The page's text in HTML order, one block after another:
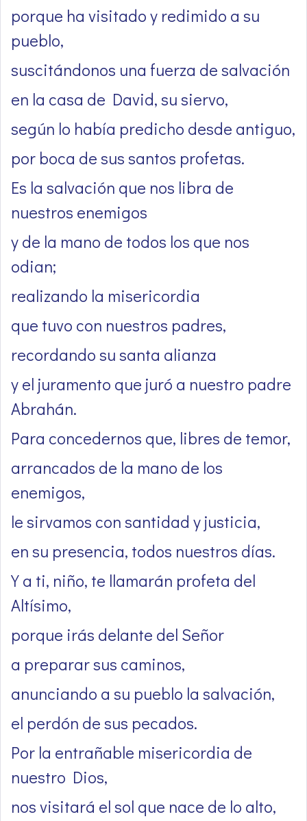
porque ha visitado y redimido a su
pueblo,
suscitándonos una fuerza de salvación
en la casa de David, su siervo,
según lo había predicho desde antiguo,
por boca de sus santos profetas.
Es la salvación que nos libra de
nuestros enemigos
y de la mano de todos los que nos
odian;
realizando la misericordia
que tuvo con nuestros padres,
recordando su santa alianza
y el juramento que juró a nuestro padre
Abrahán.
Para concedernos que, libres de temor,
arrancados de la mano de los
enemigos,
le sirvamos con santidad y justicia,
en su presencia, todos nuestros días.
Y a ti, niño, te llamarán profeta del
Altísimo,
porque irás delante del Señor
a preparar sus caminos,
anunciando a su pueblo la salvación,
el perdón de sus pecados.
Por la entrañable misericordia de
nuestro Dios,
nos visitará el sol que nace de lo alto,